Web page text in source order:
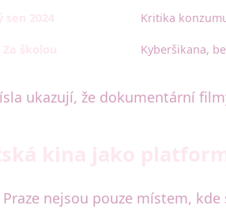
Kritika
Kyberšikana,
ukazují, že dokumentární
Praze nejsou pouze místem,